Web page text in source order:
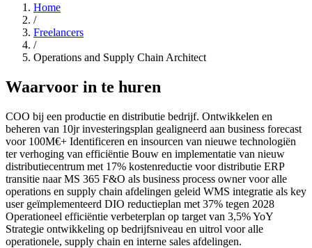
Home
/
Freelancers
/
Operations and Supply Chain Architect
Waarvoor in te huren
COO bij een productie en distributie bedrijf. Ontwikkelen en
beheren van 10jr investeringsplan gealigneerd aan business forecast
voor 100M€+ Identificeren en insourcen van nieuwe technologiën
ter verhoging van efficiëntie Bouw en implementatie van nieuw
distributiecentrum met 17% kostenreductie voor distributie ERP
transitie naar MS 365 F&O als business process owner voor alle
operations en supply chain afdelingen geleid WMS integratie als key
user geïmplementeerd DIO reductieplan met 37% tegen 2028
Operationeel efficiëntie verbeterplan op target van 3,5% YoY
Strategie ontwikkeling op bedrijfsniveau en uitrol voor alle
operationele, supply chain en interne sales afdelingen.